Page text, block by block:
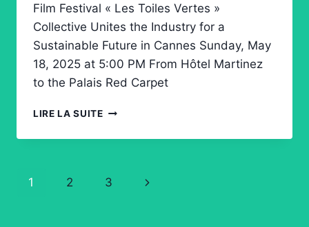
Film Festival « Les Toiles Vertes »
Collective Unites the Industry for a
Sustainable Future in Cannes Sunday, May
18, 2025 at 5:00 PM From Hôtel Martinez
to the Palais Red Carpet
LIRE LA SUITE LES
VERTES
2025
Navigation
1 2 3
Page